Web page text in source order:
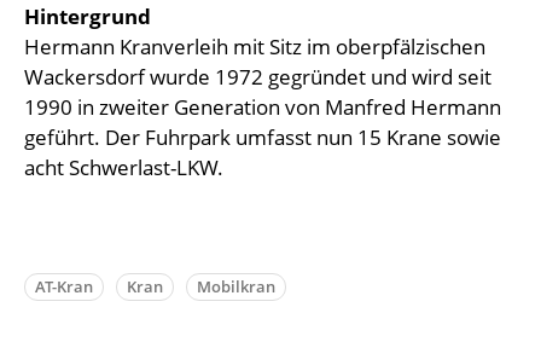
Hintergrund
Hermann Kranverleih mit Sitz im oberpfälzischen
Wackersdorf wurde 1972 gegründet und wird seit
1990 in zweiter Generation von Manfred Hermann
geführt. Der Fuhrpark umfasst nun 15 Krane sowie
acht Schwerlast-LKW.
AT-Kran Kran Mobilkran